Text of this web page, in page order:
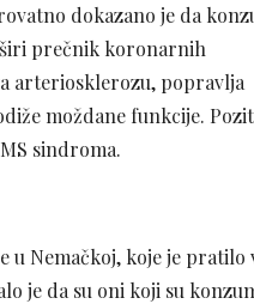
dokazano je da
prečnik koronarnih
arteriosklerozu, popravlja
moždane funkcije.
sindroma.
u Nemačkoj, koje je pratilo
je da su oni koji su